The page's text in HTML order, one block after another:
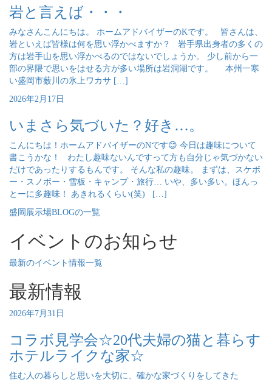
岩と言えば・・・
みなさんこんにちは。 ホームアドバイザーのKです。 皆さんは、
岩といえば皆様は何を思い浮かべますか？ 岩手県出身者の多くの
方は岩手山を思い浮かべるのではないでしょうか。 少し前から一
部の界隈で思いをはせる方が多い場所は岩洞湖です。 本州一寒
い盛岡市薮川の氷上ワカサ […]
2026年2月17日
いまさら気づいた？好き…。
こんにちは！ホームアドバイザーのNです😊 今日は趣味について
書こうかな！ わたし趣味ないんですって方も自分じゃ気づかない
だけであったりするもんです。 そんな私の趣味。 まずは、スケボ
ー・スノボー・雪板・キャンプ・旅行… いや、多い多い。ほんっ
とーに多趣味！ あきれるくらい(笑) […]
盛岡展示場BLOGの一覧
イベントのお知らせ
最新のイベント情報一覧
最新情報
2026年7月31日
コラボ見学会☆20代夫婦の猫と暮らす
ホテルライクな家☆
住む人の暮らしと思いを大切に、確かな家づくりをしてきた